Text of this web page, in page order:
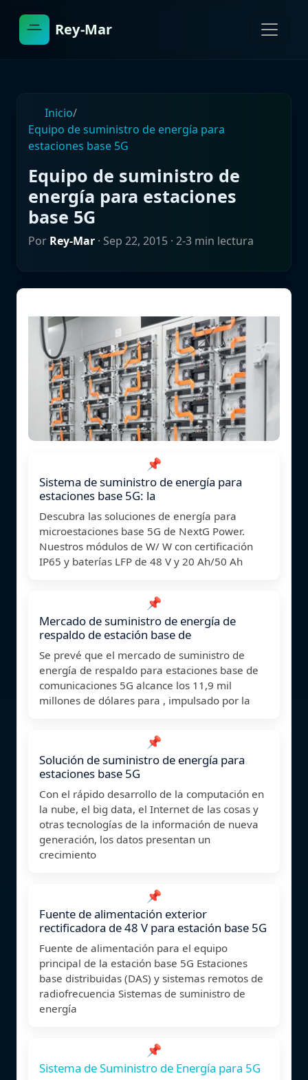
Rey-Mar
Inicio/
Equipo de suministro de energía para
estaciones base 5G
Equipo de suministro de
energía para estaciones
base 5G
Por Rey-Mar · Sep 22, 2015 · 2-3 min lectura
📌
Sistema de suministro de energía para
estaciones base 5G: la
Descubra las soluciones de energía para
microestaciones base 5G de NextG Power.
Nuestros módulos de W/ W con certificación
IP65 y baterías LFP de 48 V y 20 Ah/50 Ah
📌
Mercado de suministro de energía de
respaldo de estación base de
Se prevé que el mercado de suministro de
energía de respaldo para estaciones base de
comunicaciones 5G alcance los 11,9 mil
millones de dólares para , impulsado por la
📌
Solución de suministro de energía para
estaciones base 5G
Con el rápido desarrollo de la computación en
la nube, el big data, el Internet de las cosas y
otras tecnologías de la información de nueva
generación, los datos presentan un
crecimiento
📌
Fuente de alimentación exterior
rectificadora de 48 V para estación base 5G
Fuente de alimentación para el equipo
principal de la estación base 5G Estaciones
base distribuidas (DAS) y sistemas remotos de
radiofrecuencia Sistemas de suministro de
energía
📌
Sistema de Suministro de Energía para 5G